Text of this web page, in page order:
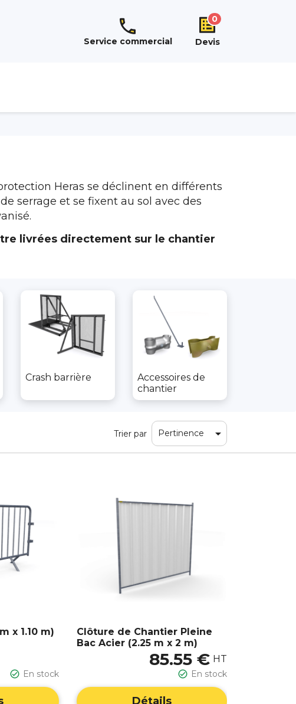
Service commercial
0
Devis
Heras se déclinent en différents
serrage et se fixent au sol avec des
livrées directement sur le chantier
Crash barrière
Accessoires de
chantier
Trier par Pertinence 
x 1.10 m)
 En stock
Clôture de Chantier Pleine
Bac Acier (2.25 m x 2 m)
85.55 € HT
 En stock
Détails